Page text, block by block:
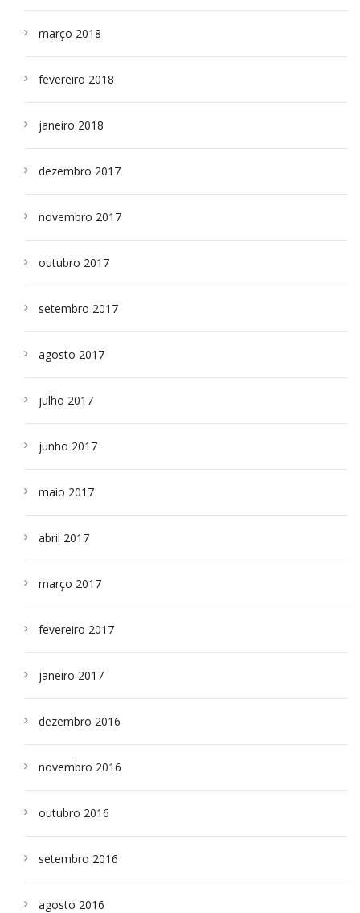
março 2018
fevereiro 2018
janeiro 2018
dezembro 2017
novembro 2017
outubro 2017
setembro 2017
agosto 2017
julho 2017
junho 2017
maio 2017
abril 2017
março 2017
fevereiro 2017
janeiro 2017
dezembro 2016
novembro 2016
outubro 2016
setembro 2016
agosto 2016